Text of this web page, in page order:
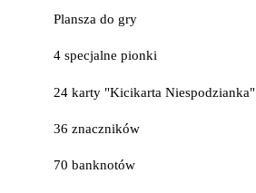
Plansza do gry
4 specjalne pionki
24 karty "Kicikarta Niespodzianka"
36 znaczników
70 banknotów